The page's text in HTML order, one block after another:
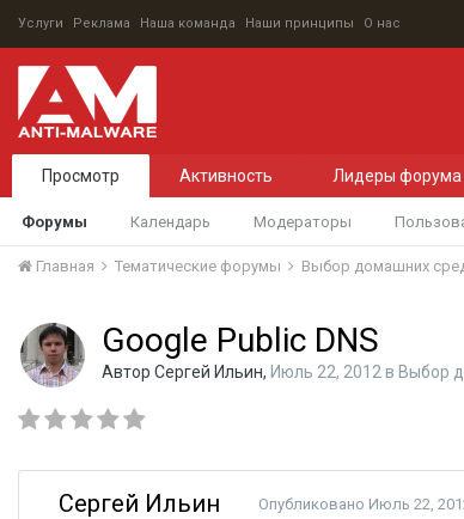
Услуги Реклама Наша команда Наши принципы О нас
Просмотр
Форумы Календарь Модераторы
Активность Лидеры форума
Главная Тематические форумы Выбор домашних
Google Public DNS
Автор Сергей Ильин, Июль 22, 2012 в Выбор
Сергей Ильин Опубликовано Июль 22,